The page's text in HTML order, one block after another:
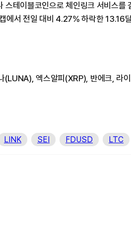
테이블코인으로 체인링크 서비스를
에서 전일 대비 4.27% 하락한 13.16
(LUNA), 엑스알피(XRP), 반에크, 라
LINK SEI FDUSD LTC